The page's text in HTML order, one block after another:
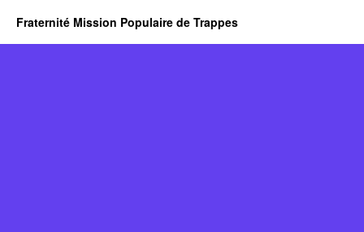
Fraternité Mission Populaire de Trappes